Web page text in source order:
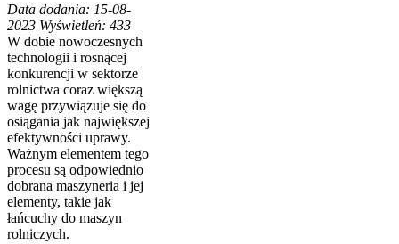
Data dodania: 15-08-
2023 Wyświetleń: 433
W dobie nowoczesnych
technologii i rosnącej
konkurencji w sektorze
rolnictwa coraz większą
wagę przywiązuje się do
osiągania jak największej
efektywności uprawy.
Ważnym elementem tego
procesu są odpowiednio
dobrana maszyneria i jej
elementy, takie jak
łańcuchy do maszyn
rolniczych.